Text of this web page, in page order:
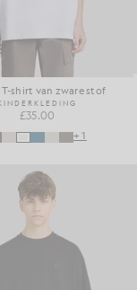
shirt van zware stof
£35.00
+1